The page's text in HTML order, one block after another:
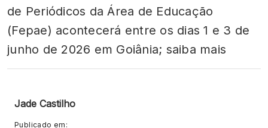
de Periódicos da Área de Educação
(Fepae) acontecerá entre os dias 1 e 3 de
junho de 2026 em Goiânia; saiba mais
Jade Castilho
Publicado em: